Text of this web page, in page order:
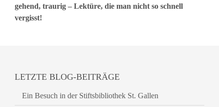
gehend, traurig – Lektüre, die man nicht so schnell
vergisst!
LETZTE BLOG-BEITRÄGE
Ein Besuch in der Stiftsbibliothek St. Gallen